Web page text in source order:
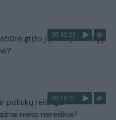
00:42:29
grįžo į praeitį: kodėl jų
00:10:21
politikų reitingai
nieko nereiškia?